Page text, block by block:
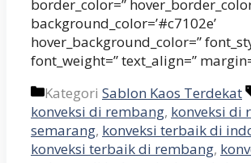
border_color=”
background_color=’#c7102e’
hover_background_color=”
font_weight=” text_align=”
Kategori Sablon Kaos Terdekat
konveksi di rembang, konveksi di
semarang, konveksi terbaik di
konveksi terbaik di rembang,